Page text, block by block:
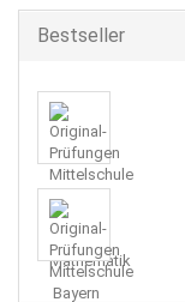
Bestseller